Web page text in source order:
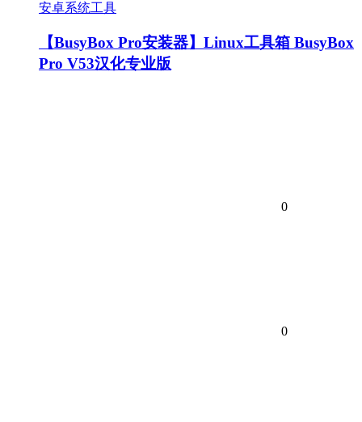
安卓系统工具
【BusyBox Pro安装器】Linux工具箱 BusyBox
Pro V53汉化专业版
0
0